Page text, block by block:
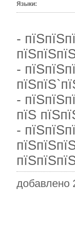
Языки:
-
-
-
пїЅ
-
добавлено